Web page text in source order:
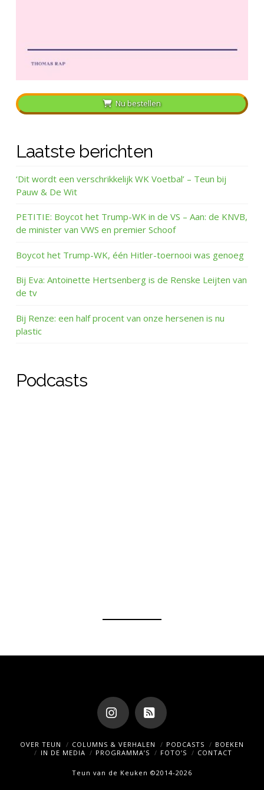
Nu bestellen
Laatste berichten
‘Dit wordt een verschrikkelijk WK Voetbal’ – Teun bij
Pauw & De Wit
PETITIE: Boycot het Trump-WK in de VS – Aan: de KNVB,
de minister van VWS en premier Schoof
Boycot het Trump-WK, één Hitler-toernooi was genoeg
Bij Eva: Antoinette Hertsenberg is de Renske Leijten van
de tv
Bij Renze: een half procent van onze hersenen is nu
plastic
Podcasts
Instagram
RSS
OVER TEUN COLUMNS & VERHALEN PODCASTS
BOEKEN
IN DE MEDIA
PROGRAMMA’S FOTO’S CONTACT
Teun van de Keuken ©2014-2026